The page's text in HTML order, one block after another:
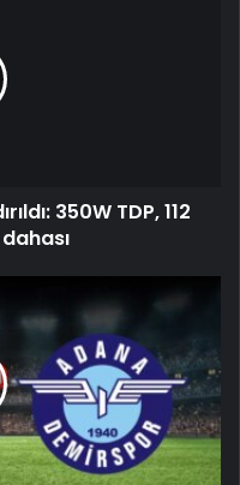
350W TDP, 112